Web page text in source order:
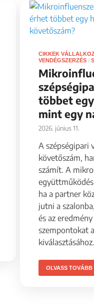
CIKKEK
VENDÉGSZERZÉS /
többet
mint egy
2026. június 11.
A szépségipari
követőszám,
számít. A
ha a partner
jutni a
és az
szempontokat
kiválasztásához.
OLVASS TOVÁBB